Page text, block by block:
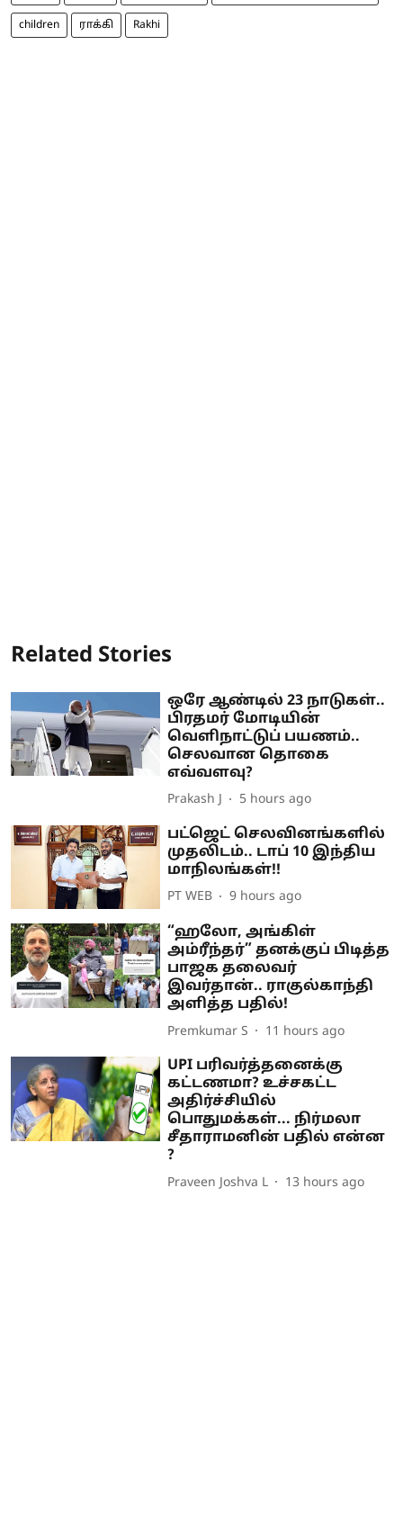
children ராக்கி Rakhi
Related Stories
ஒரே ஆண்டில் 23 நாடுகள்..
பிரதமர் மோடியின்
வெளிநாட்டுப் பயணம்..
செலவான தொகை
எவ்வளவு?
Prakash J 5 hours ago
பட்ஜெட் செலவினங்களில்
முதலிடம்.. டாப் 10 இந்திய
மாநிலங்கள்!!
PT WEB 9 hours ago
“ஹலோ, அங்கிள்
அம்ரீந்தர்” தனக்குப் பிடித்த
பாஜக தலைவர்
இவர்தான்.. ராகுல்காந்தி
அளித்த பதில்!
Premkumar S 11 hours ago
UPI பரிவர்த்தனைக்கு
கட்டணமா? உச்சகட்ட
அதிர்ச்சியில்
பொதுமக்கள்... நிர்மலா
சீதாராமனின் பதில் என்ன
?
Praveen Joshva L 13 hours ago